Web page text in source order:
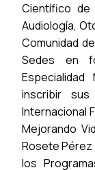
Científico de
Audiología,
Comunidad
Sedes en
inscribir
Internacional
Mejorando
Rosete Pérez
los